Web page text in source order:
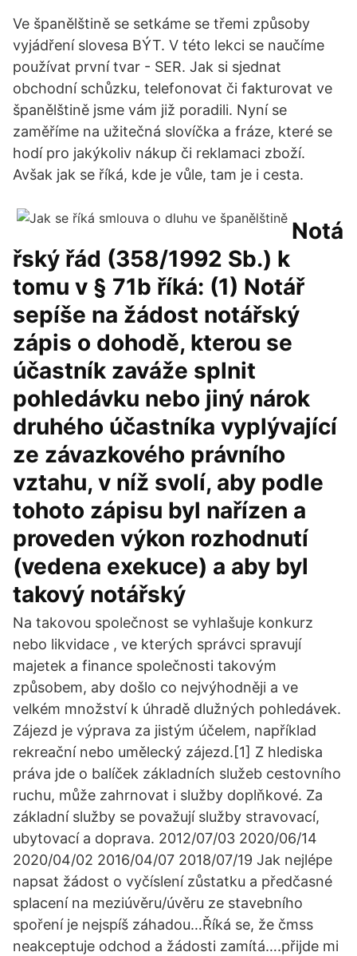
Ve španělštině se setkáme se třemi způsoby
vyjádření slovesa BÝT. V této lekci se naučíme
používat první tvar - SER. Jak si sjednat
obchodní schůzku, telefonovat či fakturovat ve
španělštině jsme vám již poradili. Nyní se
zaměříme na užitečná slovíčka a fráze, které se
hodí pro jakýkoliv nákup či reklamaci zboží.
Avšak jak se říká, kde je vůle, tam je i cesta.
Notá
řský řád (358/1992 Sb.) k
tomu v § 71b říká: (1) Notář
sepíše na žádost notářský
zápis o dohodě, kterou se
účastník zaváže splnit
pohledávku nebo jiný nárok
druhého účastníka vyplývající
ze závazkového právního
vztahu, v níž svolí, aby podle
tohoto zápisu byl nařízen a
proveden výkon rozhodnutí
(vedena exekuce) a aby byl
takový notářský
Na takovou společnost se vyhlašuje konkurz
nebo likvidace , ve kterých správci spravují
majetek a finance společnosti takovým
způsobem, aby došlo co nejvýhodněji a ve
velkém množství k úhradě dlužných pohledávek.
Zájezd je výprava za jistým účelem, například
rekreační nebo umělecký zájezd.[1] Z hlediska
práva jde o balíček základních služeb cestovního
ruchu, může zahrnovat i služby doplňkové. Za
základní služby se považují služby stravovací,
ubytovací a doprava. 2012/07/03 2020/06/14
2020/04/02 2016/04/07 2018/07/19 Jak nejlépe
napsat žádost o vyčíslení zůstatku a předčasné
splacení na meziúvěru/úvěru ze stavebního
spoření je nejspíš záhadou…Říká se, že čmss
neakceptuje odchod a žádosti zamítá….přijde mi